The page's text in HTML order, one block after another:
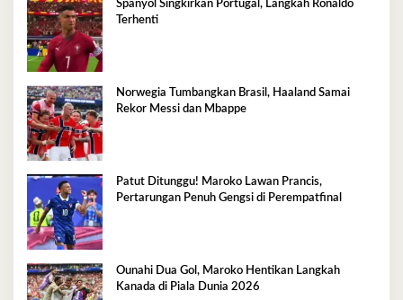
Spanyol Singkirkan Portugal, Langkah Ronaldo
Terhenti
Norwegia Tumbangkan Brasil, Haaland Samai
Rekor Messi dan Mbappe
Patut Ditunggu! Maroko Lawan Prancis,
Pertarungan Penuh Gengsi di Perempatfinal
Ounahi Dua Gol, Maroko Hentikan Langkah
Kanada di Piala Dunia 2026